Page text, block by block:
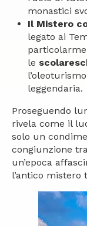
monastici
Il Mistero
legato ai
le
leggendaria.
Proseguendo
rivela come il
solo un
congiunzione
un’epoca
l’antico